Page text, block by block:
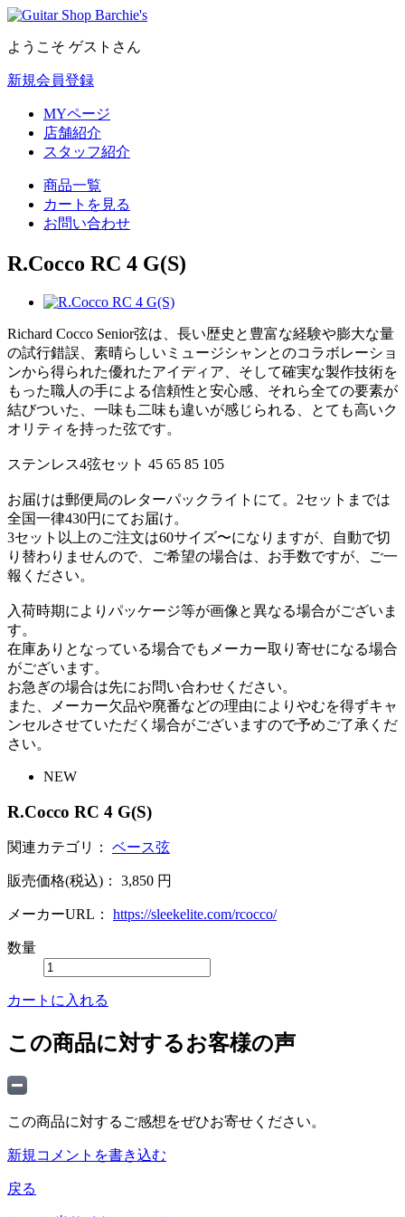
ようこそ ゲストさん
新規会員登録
MYページ
店舗紹介
スタッフ紹介
商品一覧
カートを見る
お問い合わせ
R.Cocco RC 4 G(S)
Richard Cocco Senior弦は、長い歴史と豊富な経験や膨大な量
の試行錯誤、素晴らしいミュージシャンとのコラボレーショ
ンから得られた優れたアイディア、そして確実な製作技術を
もった職人の手による信頼性と安心感、それら全ての要素が
結びついた、一味も二味も違いが感じられる、とても高いク
オリティを持った弦です。
ステンレス4弦セット 45 65 85 105
お届けは郵便局のレターパックライトにて。2セットまでは
全国一律430円にてお届け。
3セット以上のご注文は60サイズ〜になりますが、自動で切
り替わりませんので、ご希望の場合は、お手数ですが、ご一
報ください。
入荷時期によりパッケージ等が画像と異なる場合がございま
す。
在庫ありとなっている場合でもメーカー取り寄せになる場合
がございます。
お急ぎの場合は先にお問い合わせください。
また、メーカー欠品や廃番などの理由によりやむを得ずキャ
ンセルさせていただく場合がございますので予めご了承くだ
さい。
NEW
R.Cocco RC 4 G(S)
関連カテゴリ： ベース弦
販売価格(税込)： 3,850 円
メーカーURL： https://sleekelite.com/rcocco/
数量
カートに入れる
この商品に対するお客様の声
この商品に対するご感想をぜひお寄せください。
新規コメントを書き込む
戻る